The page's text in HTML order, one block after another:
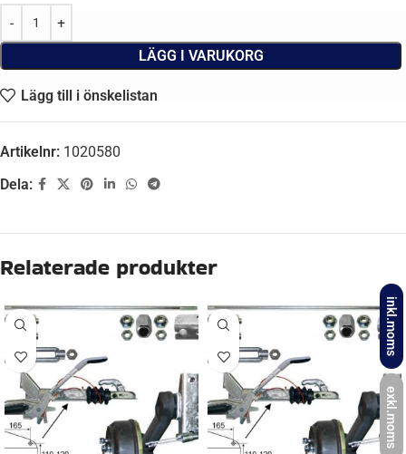
inkl.moms
exkl.moms
LÄGG I VARUKORG
Lägg till i önskelistan
Artikelnr: 1020580
Dela:
Beskrivning
Ja
BULTCIRKEL 5×112
AXEL B-MÅTT 2250 mm